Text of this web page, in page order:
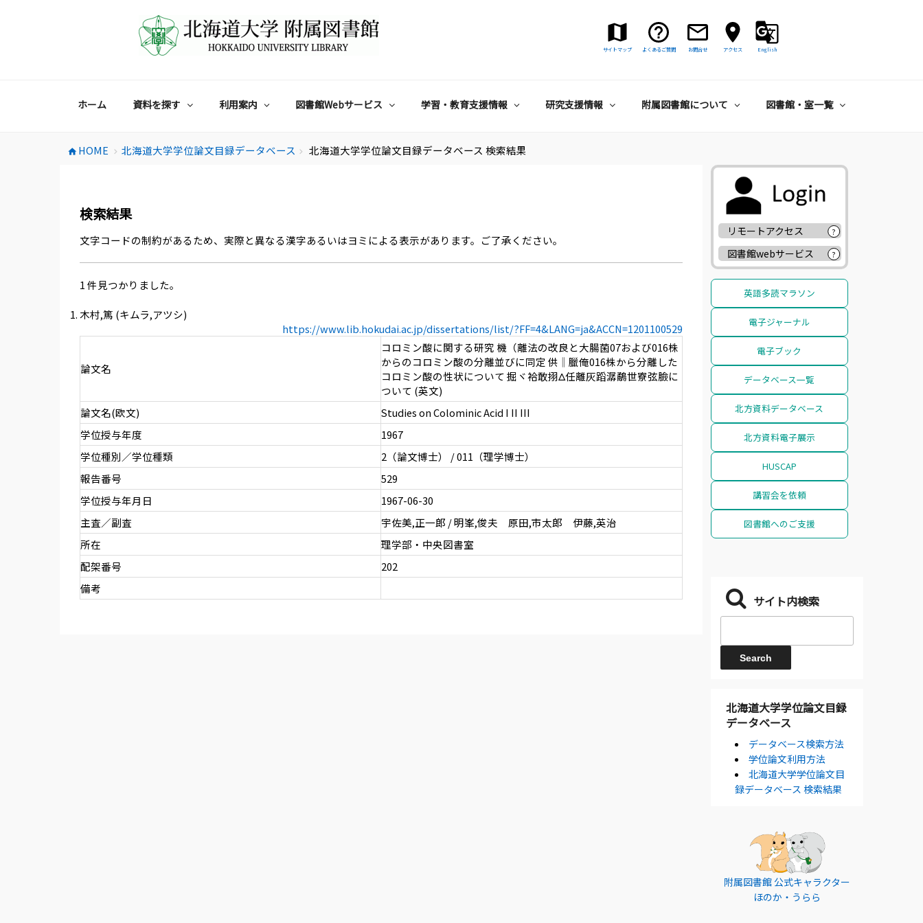
サイトマップ よくあるご質問 お問合せ アクセス English
ホーム 資料を探す 利用案内 図書館Webサービス 学習・教育支援情報 研究支援情報 附属図書館について 図書館・室一覧
home HOME chevron_right 北海道大学学位論文目録データベース chevron_right 北海道大学学位論文目録データベース 検索結果
検索結果
文字コードの制約があるため、実際と異なる漢字あるいはヨミによる表示があります。ご了承ください。
1 件見つかりました。
木村,篤 (キムラ,アツシ)
https://www.lib.hokudai.ac.jp/dissertations/list/?FF=4&LANG=ja&ACCN=1201100529
論文名
コロミン酸に関する研究 機（離法の改良と大腸菌07および016株
からのコロミン酸の分離並びに同定 供‖臘俺016株から分離した
コロミン酸の性状について 掘ヾ袷敢挧Δ任離灰蹈潺鷸世寮弦臉に
ついて (英文)
論文名(欧文)
Studies on Colominic Acid I II III
学位授与年度
1967
学位種別／学位種類
2（論文博士） / 011（理学博士）
報告番号
529
学位授与年月日
1967-06-30
主査／副査
宇佐美,正一郎 / 明峯,俊夫 原田,市太郎 伊藤,英治
所在
理学部・中央図書室
配架番号
202
備考
リモートアクセス ?
図書館webサービス ?
英語多読マラソン
電子ジャーナル
電子ブック
データベース一覧
北方資料データベース
北方資料電子展示
HUSCAP
講習会を依頼
図書館へのご支援
サイト内検索
北海道大学学位論文目録
データベース
データベース検索方法
学位論文利用方法
北海道大学学位論文目
録データベース 検索結果
附属図書館 公式キャラクター
ほのか・うらら